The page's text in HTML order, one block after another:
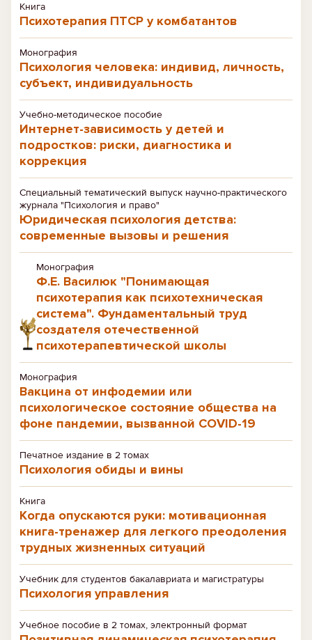
Книга
Психотерапия ПТСР у комбатантов
Монография
Психология человека: индивид, личность,
субъект, индивидуальность
Учебно-методическое пособие
Интернет-зависимость у детей и
подростков: риски, диагностика и
коррекция
Специальный тематический выпуск научно-практического
журнала "Психология и право"
Юридическая психология детства:
современные вызовы и решения
Монография
Ф.Е. Василюк "Понимающая
психотерапия как психотехническая
система". Фундаментальный труд
создателя отечественной
психотерапевтической школы
Монография
Вакцина от инфодемии или
психологическое состояние общества на
фоне пандемии, вызванной COVID-19
Печатное издание в 2 томах
Психология обиды и вины
Книга
Когда опускаются руки: мотивационная
книга-тренажер для легкого преодоления
трудных жизненных ситуаций
Учебник для студентов бакалавриата и магистратуры
Психология управления
Учебное пособие в 2 томах, электронный формат